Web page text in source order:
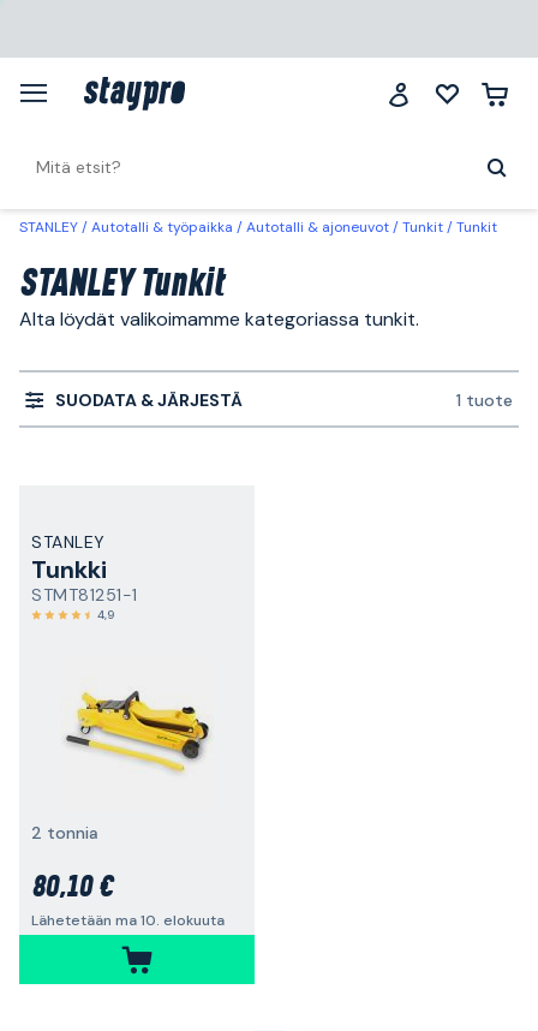
STANLEY Autotalli & työpaikka Autotalli & ajoneuvot Tunkit Tunkit
STANLEY Tunkit
Alta löydät valikoimamme kategoriassa tunkit.
SUODATA & JÄRJESTÄ 1 tuote
STANLEY
Tunkki
STMT81251-1
4,9
2 tonnia
80,10 €
Lähetetään ma 10. elokuuta